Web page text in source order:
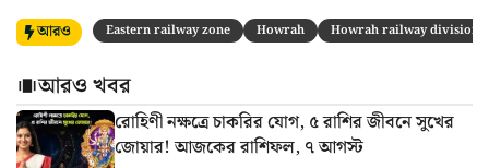
আরও Eastern railway zone Howrah Howrah railway division
আরও খবর
রোহিণী নক্ষত্রে চাকরির যোগ, ৫ রাশির জীবনে সুখের
জোয়ার! আজকের রাশিফল, ৭ আগস্ট